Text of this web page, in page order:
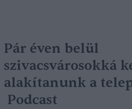
Pár éven belül
szivacsvárosokká
alakítanunk a
Podcast